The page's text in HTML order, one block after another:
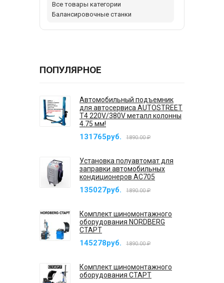
Все товары категории
Балансировочные станки
ПОПУЛЯРНОЕ
Автомобильный подъемник
для автосервиса AUTOSTREET
T4 220V/380V металл колонны
4.75 мм!
131765руб. 1890.00 ₽
Установка полуавтомат для
заправки автомобильных
кондиционеров AC705
135027руб. 1890.00 ₽
Комплект шиномонтажного
оборудования NORDBERG
СТАРТ
145278руб. 1890.00 ₽
Комплект шиномонтажного
оборудования СТАРТ